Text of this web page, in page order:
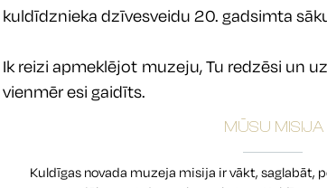
kuldīdznieka dzīvesveidu 20. gadsimta
Ik reizi apmeklējot muzeju, Tu redzēsi un
vienmēr esi gaidīts.
MŪSU MISIJA
​Kuldīgas novada muzeja misija ir vākt,